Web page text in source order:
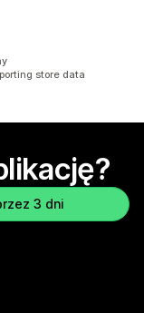
store data
3 dni